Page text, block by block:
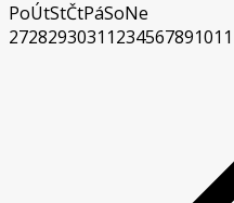
PoÚtStČtPáSoNe
2728293031 1234567891011